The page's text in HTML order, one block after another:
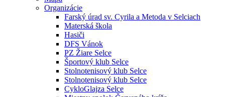
Organizácie
Farský úrad sv. Cyrila a Metoda v Selciach
Materská škola
Hasiči
DFS Vánok
PZ Žiare Selce
Športový klub Selce
Stolnotenisový klub Selce
Stolnotenisový klub Selce
CykloGlajza Selce